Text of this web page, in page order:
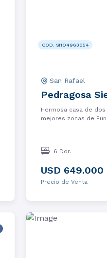
COD. SHO4963854
San Rafael
Pedragosa
Hermosa casa de
mejores zonas de
6 Dor.
USD 649.000
Precio de Venta